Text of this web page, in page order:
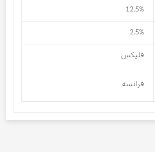
12.5%
2.5%
فلیکس
فرانسه